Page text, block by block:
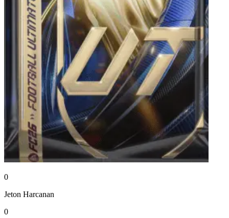
0
Jeton Harcanan
0